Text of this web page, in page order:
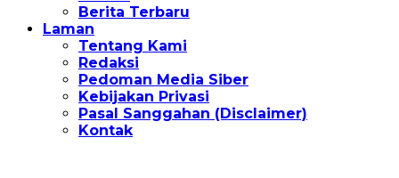
Berita Terbaru
Laman
Tentang Kami
Redaksi
Pedoman Media Siber
Kebijakan Privasi
Pasal Sanggahan (Disclaimer)
Kontak